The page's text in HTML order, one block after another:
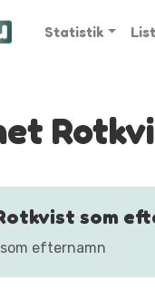
Statistik
som
efternamn